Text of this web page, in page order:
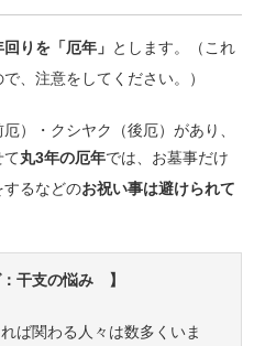
りを「厄年」 とします。（これ
で、注意をしてください。）
）・クシヤク（後厄）があり、
て丸3年の厄年では、お墓事だけ
するなどのお祝い事は避けられて
干支の悩み 】
関わる人々は数多くいま